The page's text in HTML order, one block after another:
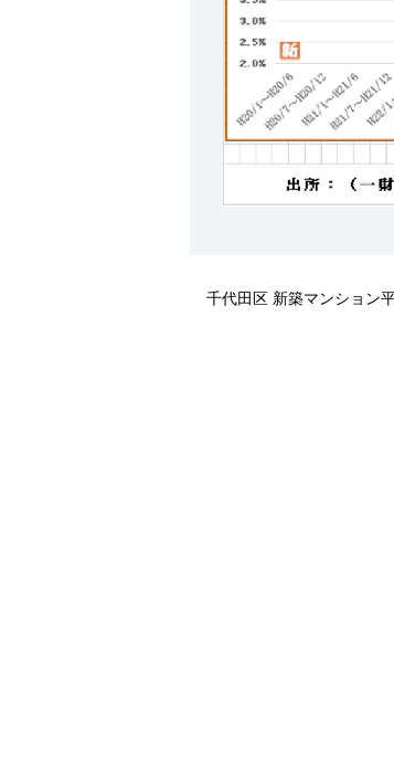
千代田区 新築マンション